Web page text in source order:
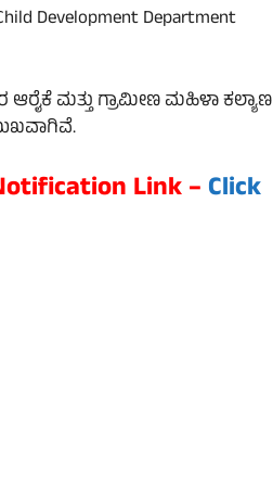
Development Department
ಮತ್ತು ಗ್ರಾಮೀಣ ಮಹಿಳಾ ಕಲ್ಯಾಣ
Link – Click